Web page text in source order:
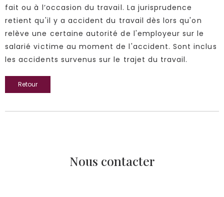
fait ou à l’occasion du travail. La jurisprudence
retient qu'il y a accident du travail dès lors qu'on
relève une certaine autorité de l'employeur sur le
salarié victime au moment de l'accident. Sont inclus
les accidents survenus sur le trajet du travail.
Retour
Nous contacter